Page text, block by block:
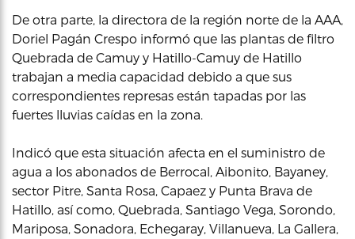
De otra parte, la directora de la región norte de la AAA,
Doriel Pagán Crespo informó que las plantas de filtro
Quebrada de Camuy y Hatillo-Camuy de Hatillo
trabajan a media capacidad debido a que sus
correspondientes represas están tapadas por las
fuertes lluvias caídas en la zona.
Indicó que esta situación afecta en el suministro de
agua a los abonados de Berrocal, Aibonito, Bayaney,
sector Pitre, Santa Rosa, Capaez y Punta Brava de
Hatillo, así como, Quebrada, Santiago Vega, Sorondo,
Mariposa, Sonadora, Echegaray, Villanueva, La Gallera,